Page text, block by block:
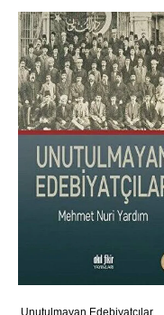
Unutulmayan Edebiyatçılar